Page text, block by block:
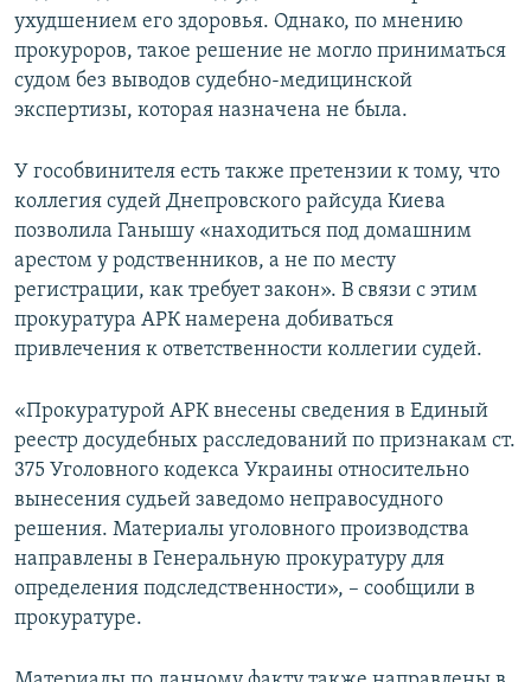
ухудшением его здоровья. Однако, по мнению
прокуроров, такое решение не могло приниматься
судом без выводов судебно-медицинской
экспертизы, которая назначена не была.
У гособвинителя есть также претензии к тому, что
коллегия судей Днепровского райсуда Киева
позволила Ганышу «находиться под домашним
арестом у родственников, а не по месту
регистрации, как требует закон». В связи с этим
прокуратура АРК намерена добиваться
привлечения к ответственности коллегии судей.
«Прокуратурой АРК внесены сведения в Единый
реестр досудебных расследований по признакам ст.
375 Уголовного кодекса Украины относительно
вынесения судьей заведомо неправосудного
решения. Материалы уголовного производства
направлены в Генеральную прокуратуру для
определения подследственности», – сообщили в
прокуратуре.